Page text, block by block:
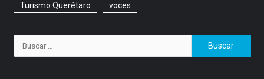
Turismo Querétaro voces